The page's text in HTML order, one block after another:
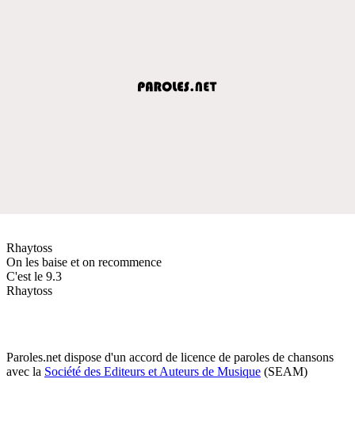
Rhaytoss
On les baise et on recommence
C'est le 9.3
Rhaytoss
Paroles.net dispose d'un accord de licence de paroles de chansons
avec la Société des Editeurs et Auteurs de Musique (SEAM)